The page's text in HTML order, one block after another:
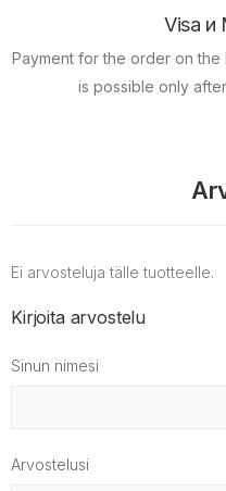
Visa и
Payment for the order on the
is possible only
Ei arvosteluja tälle tuotteelle.
Kirjoita arvostelu
Sinun nimesi
Arvostelusi